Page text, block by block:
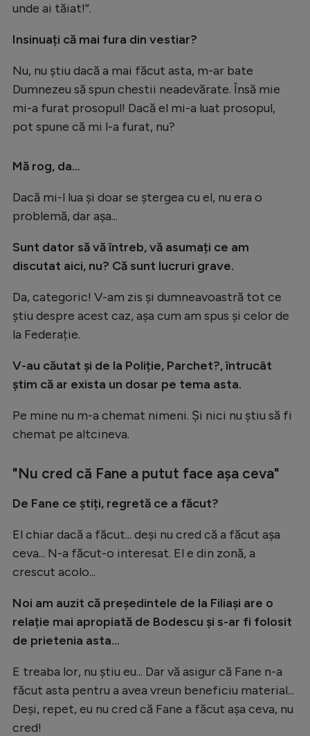
unde ai tăiat!”.
Insinuați că mai fura din vestiar?
Nu, nu știu dacă a mai făcut asta, m-ar bate
Dumnezeu să spun chestii neadevărate. Însă mie
mi-a furat prosopul! Dacă el mi-a luat prosopul,
pot spune că mi l-a furat, nu?
Mă rog, da...
Dacă mi-l lua și doar se ștergea cu el, nu era o
problemă, dar așa...
Sunt dator să vă întreb, vă asumați ce am
discutat aici, nu? Că sunt lucruri grave.
Da, categoric! V-am zis și dumneavoastră tot ce
știu despre acest caz, așa cum am spus și celor de
la Federație.
V-au căutat și de la Poliție, Parchet?, întrucât
știm că ar exista un dosar pe tema asta.
Pe mine nu m-a chemat nimeni. Și nici nu știu să fi
chemat pe altcineva.
"Nu cred că Fane a putut face așa ceva"
De Fane ce știți, regretă ce a făcut?
El chiar dacă a făcut... deși nu cred că a făcut așa
ceva... N-a făcut-o interesat. El e din zonă, a
crescut acolo...
Noi am auzit că președintele de la Filiași are o
relație mai apropiată de Bodescu și s-ar fi folosit
de prietenia asta...
E treaba lor, nu știu eu... Dar vă asigur că Fane n-a
făcut asta pentru a avea vreun beneficiu material...
Deși, repet, eu nu cred că Fane a făcut așa ceva, nu
cred!